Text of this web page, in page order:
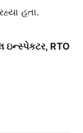
હતા.
ઇન્સ્પેકટર, RTO